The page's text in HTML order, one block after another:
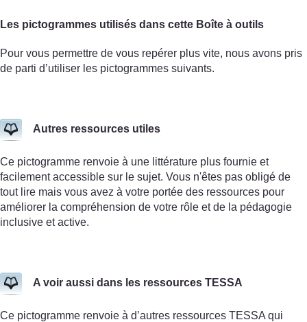
Les pictogrammes utilisés dans cette Boîte à outils
Pour vous permettre de vous repérer plus vite, nous avons pris
de parti d’utiliser les pictogrammes suivants.
Autres ressources utiles
Ce pictogramme renvoie à une littérature plus fournie et
facilement accessible sur le sujet. Vous n'êtes pas obligé de
tout lire mais vous avez à votre portée des ressources pour
améliorer la compréhension de votre rôle et de la pédagogie
inclusive et active.
A voir aussi dans les ressources TESSA
Ce pictogramme renvoie à d’autres ressources TESSA qui